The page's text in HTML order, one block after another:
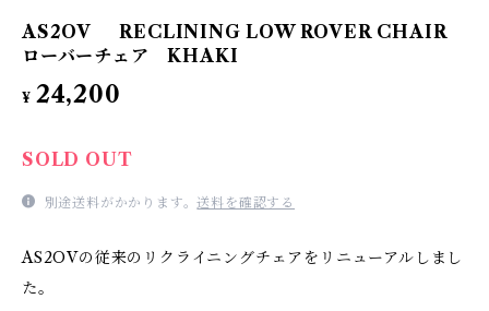
AS2OV RECLINING LOW ROVER CHAIR
ローバーチェア KHAKI
¥ 24,200
SOLD OUT
別途送料がかかります。送料を確認する
AS2OVの従来のリクライニングチェアをリニューアルしまし
た。